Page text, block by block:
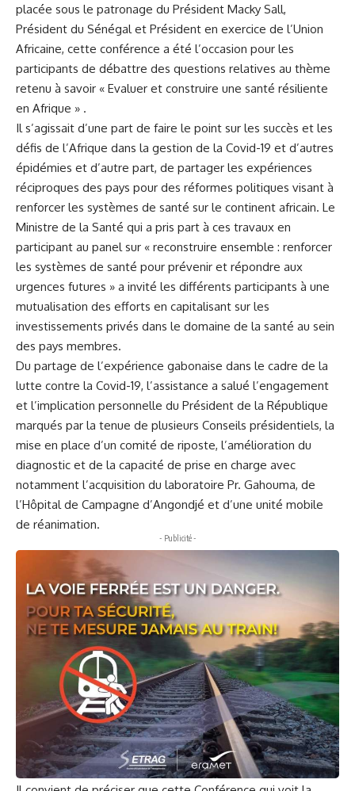
placée sous le patronage du Président Macky Sall,
Président du Sénégal et Président en exercice de l’Union
Africaine, cette conférence a été l’occasion pour les
participants de débattre des questions relatives au thème
retenu à savoir « Evaluer et construire une santé résiliente
en Afrique » .
Il s’agissait d’une part de faire le point sur les succès et les
défis de l’Afrique dans la gestion de la Covid-19 et d’autres
épidémies et d’autre part, de partager les expériences
réciproques des pays pour des réformes politiques visant à
renforcer les systèmes de santé sur le continent africain. Le
Ministre de la Santé qui a pris part à ces travaux en
participant au panel sur « reconstruire ensemble : renforcer
les systèmes de santé pour prévenir et répondre aux
urgences futures » a invité les différents participants à une
mutualisation des efforts en capitalisant sur les
investissements privés dans le domaine de la santé au sein
des pays membres.
Du partage de l’expérience gabonaise dans le cadre de la
lutte contre la Covid-19, l’assistance a salué l’engagement
et l’implication personnelle du Président de la République
marqués par la tenue de plusieurs Conseils présidentiels, la
mise en place d’un comité de riposte, l’amélioration du
diagnostic et de la capacité de prise en charge avec
notamment l’acquisition du laboratoire Pr. Gahouma, de
l’Hôpital de Campagne d’Angondjé et d’une unité mobile
de réanimation.
- Publicité -